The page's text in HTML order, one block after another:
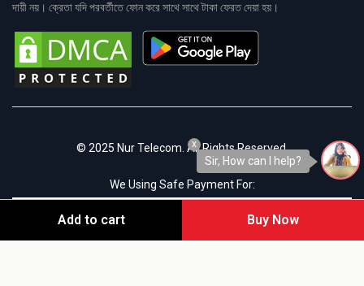
দায়ী নয়। ক্রেতা যদি পরবর্তীতে ফোন করে সাথে সাথে টাকা ফেরত দেয়া হয়।
© 2025 Nur Telecom. All Rights Reserved.
We Using Safe Payment For:
Add to cart Buy Now
Sir, How can I help?
x